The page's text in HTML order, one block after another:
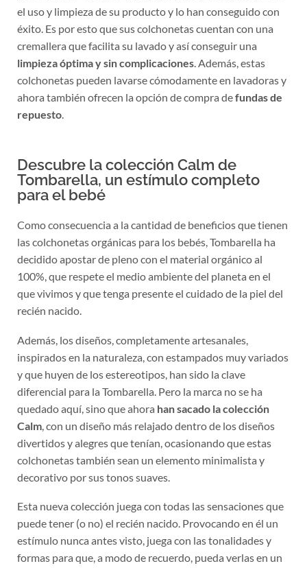
el uso y limpieza de su producto y lo han conseguido con
éxito. Es por esto que sus colchonetas cuentan con una
cremallera que facilita su lavado y así conseguir una
limpieza óptima y sin complicaciones. Además, estas
colchonetas pueden lavarse cómodamente en lavadoras y
ahora también ofrecen la opción de compra defundas de
repuesto.
Descubre la colección Calm de
Tombarella, un estímulo completo
para el bebé
Como consecuencia a la cantidad de beneficios que tienen
las colchonetas orgánicas para los bebés, Tombarella ha
decidido apostar de pleno con el material orgánico al
100%, que respete el medio ambiente del planeta en el
que vivimos y que tenga presente el cuidado de la piel del
recién nacido.
Además, los diseños, completamente artesanales,
inspirados en la naturaleza, con estampados muy variados
y que huyen de los estereotipos, han sido la clave
diferencial para la Tombarella. Pero la marca no se ha
quedado aquí, sino que ahora han sacado la colección
Calm, con un diseño más relajado dentro de los diseños
divertidos y alegres que tenían, ocasionando que estas
colchonetas también sean un elemento minimalista y
decorativo por sus tonos suaves.
Esta nueva colección juega con todas las sensaciones que
puede tener (o no) el recién nacido. Provocando en él un
estímulo nunca antes visto, juega con las tonalidades y
formas para que, a modo de recuerdo, pueda verlas en un